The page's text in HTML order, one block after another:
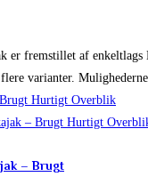
er fremstillet af
varianter.
Hurtigt Overblik
Hurtigt
– Brugt